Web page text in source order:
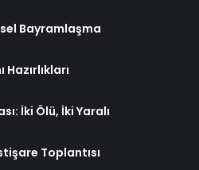
Bayramlaşma
İki Ölü, İki Yaralı
Toplantısı